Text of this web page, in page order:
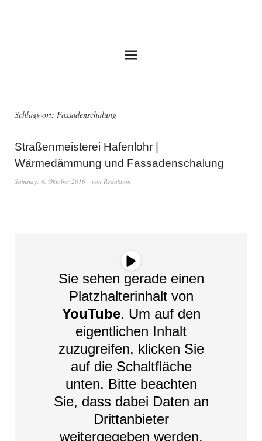
Schlagwort: Fassadenschalung
Straßenmeisterei Hafenlohr |
Wärmedämmung und Fassadenschalung
Samstag, 8. Oktober 2016 von Redaktion
Sie sehen gerade einen
Platzhalterinhalt von
YouTube. Um auf den
eigentlichen Inhalt
zuzugreifen, klicken Sie
auf die Schaltfläche
unten. Bitte beachten
Sie, dass dabei Daten an
Drittanbieter
weitergegeben werden.